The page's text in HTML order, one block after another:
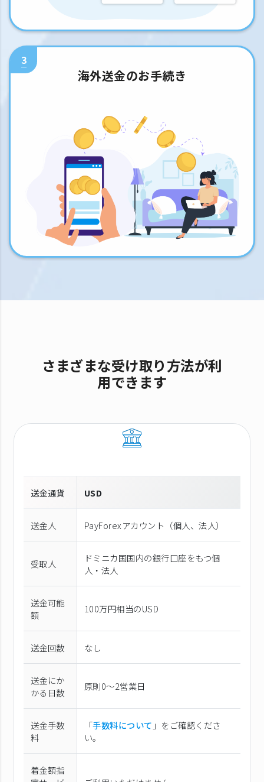
3
海外送金のお手続き
さまざまな受け取り方法が利
用できます
送金通貨 USD
送金人 PayForexアカウント（個⼈、法⼈）
受取人
ドミニカ国国内の銀行口座をもつ個
人・法人
送金可能
額
100万円相当のUSD
送金回数 なし
送金にか
かる日数
原則0〜2営業日
送金手数
料
「手数料について 」をご確認くださ
い。
着金額指